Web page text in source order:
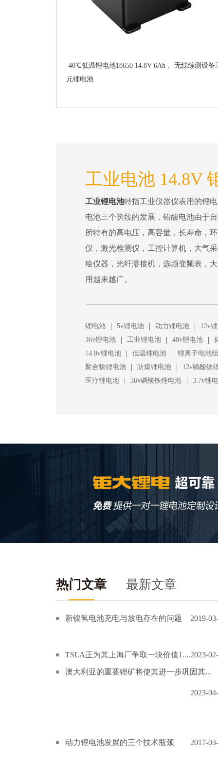
-40℃低温锂电池18650 14.8V 6Ah， 无线综测设备
元锂电池
工业电池 14.8V
工业锂电池特指工业仪器仪表用的锂
电池三个阶段的发展，铅酸电池由于
所特有的高电压，高容量，长寿命，
仪，激光检测仪，工控计算机，大气
绘仪器，光纤溶接机，选频变频表，
用越来越广。
锂电池 | 5v锂电池 | 动力锂电池 |
12v
36v锂电池
| 工业锂电池 | 48v锂电池 |
14.8v锂电池
| 低温锂电池 |
锂离子电池组
聚合物锂电池
| 防爆锂电池 |
12v磷酸铁
医疗锂电池
| 36v磷酸铁锂电池 | 3.7v锂
热门文章 最新文章
新镍氢电池充电与放电存在的问题 2019-
TSLA正为其上海厂争取一块价值1....2023-
澳大利亚的重要锂矿将使其进一步巩固其...
2023-
动力锂电池发展的三个技术瓶颈 2017-